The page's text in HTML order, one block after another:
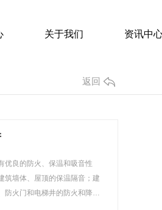
发泡水泥保温板
关于我们 资讯中
返回
优良的防火、保温和吸音性
筑墙体、屋顶的保温隔音；建
防火门和电梯井的防火和降…